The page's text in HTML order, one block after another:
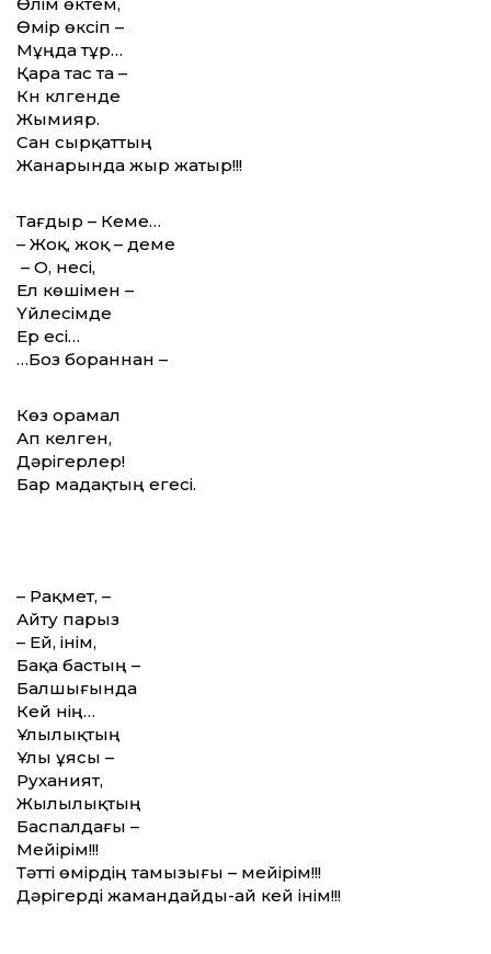
Өлім өктем,
Өмір өксіп –
Мұңда тұр…
Қара тас та –
Күн күлгенде
Жымияр.
Сан сырқаттың
Жанарында жыр жатыр!!!
Тағдыр – Кеме…
– Жоқ, жоқ – деме
– О, несі,
Ел көшімен –
Үйлесімде
Ер есі…
…Боз бораннан –
Көз орамал
Ап келген,
Дәрігерлер!
Бар мадақтың егесі.
– Рақмет, –
Айту парыз
– Ей, інім,
Бақа бастың –
Балшығында
Кей үнің…
Ұлылықтың
Ұлы ұясы –
Руханият,
Жылылықтың
Баспалдағы –
Мейірім!!!
Тәтті өмірдің тамызығы – мейірім!!!
Дәрігерді жамандайды-ай кей інім!!!